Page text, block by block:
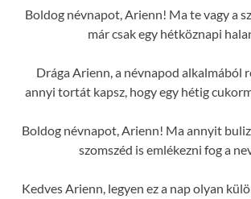
Boldog névnapot, Arienn! Ma te vagy a
már csak egy hétköznapi
Drága Arienn, a névnapod alkalmából
annyi tortát kapsz, hogy egy hétig
Boldog névnapot, Arienn! Ma annyit
szomszéd is emlékezni fog a
Kedves Arienn, legyen ez a nap olyan